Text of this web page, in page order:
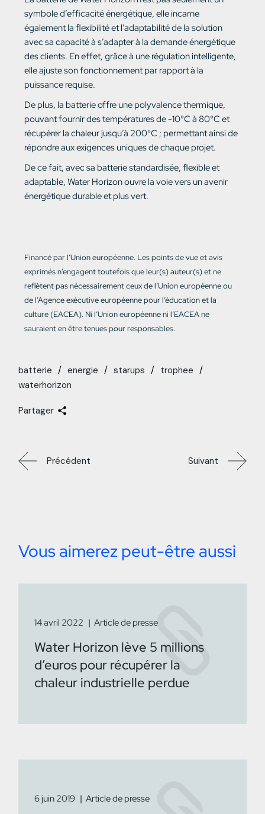
symbole d’efficacité énergétique, elle incarne
également la flexibilité et l’adaptabilité de la solution
avec sa capacité à s’adapter à la demande énergétique
des clients. En effet, grâce à une régulation intelligente,
elle ajuste son fonctionnement par rapport à la
puissance requise.
De plus, la batterie offre une polyvalence thermique,
pouvant fournir des températures de -10°C à 80°C et
récupérer la chaleur jusqu’à 200°C ; permettant ainsi de
répondre aux exigences uniques de chaque projet.
De ce fait, avec sa batterie standardisée, flexible et
adaptable, Water Horizon ouvre la voie vers un avenir
énergétique durable et plus vert.
Financé par l’Union européenne. Les points de vue et avis
exprimés n’engagent toutefois que leur(s) auteur(s) et ne
reflètent pas nécessairement ceux de l’Union européenne ou
de l’Agence exécutive européenne pour l’éducation et la
culture (EACEA). Ni l’Union européenne ni l’EACEA ne
sauraient en être tenues pour responsables.
batterie energie starups
trophee
waterhorizon
Partager
Précédent Suivant
Vous aimerez peut-être aussi
14 avril 2022 Article de presse
Water Horizon lève 5 millions
d’euros pour récupérer la
chaleur industrielle perdue
6 juin 2019 Article de presse